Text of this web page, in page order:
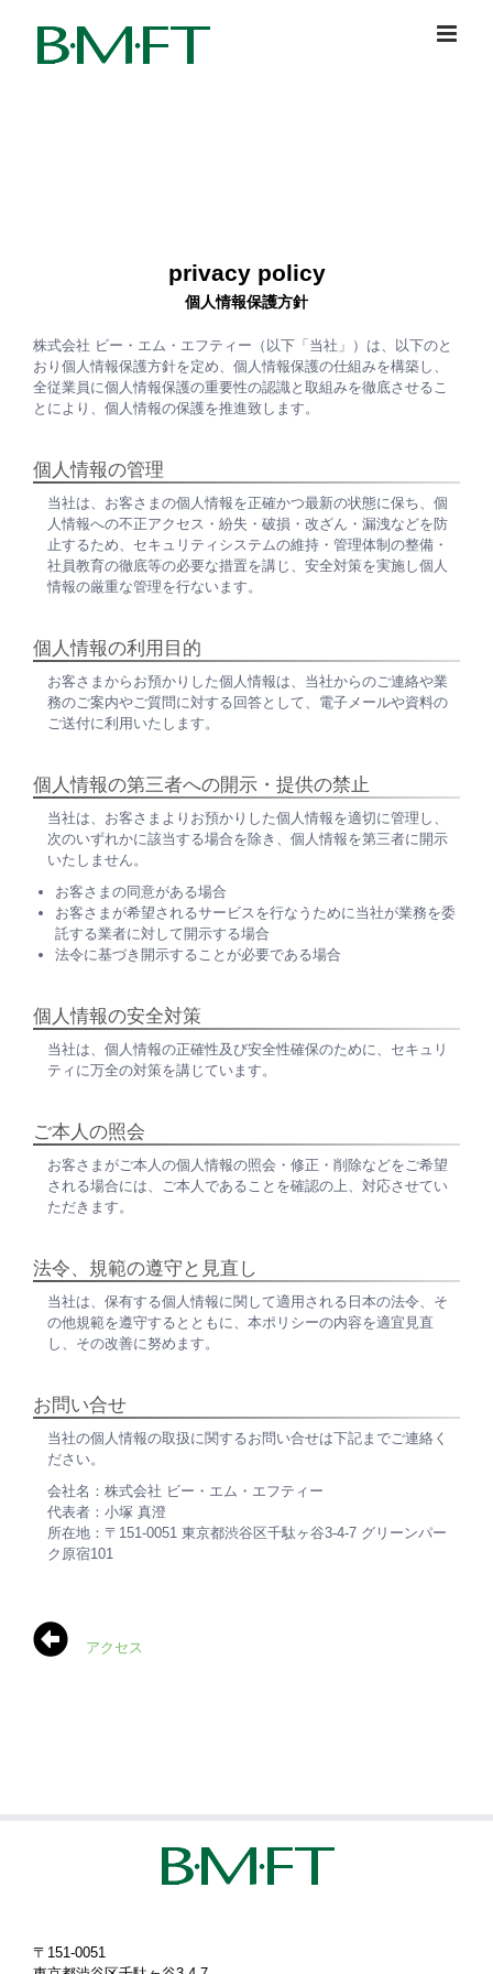
content
privacy policy
個人情報保護方針
株式会社 ビー・エム・エフティー（以下「当社」）は、以下のと
おり個人情報保護方針を定め、個人情報保護の仕組みを構築し、
全従業員に個人情報保護の重要性の認識と取組みを徹底させるこ
とにより、個人情報の保護を推進致します。
個人情報の管理
当社は、お客さまの個人情報を正確かつ最新の状態に保ち、個
人情報への不正アクセス・紛失・破損・改ざん・漏洩などを防
止するため、セキュリティシステムの維持・管理体制の整備・
社員教育の徹底等の必要な措置を講じ、安全対策を実施し個人
情報の厳重な管理を行ないます。
個人情報の利用目的
お客さまからお預かりした個人情報は、当社からのご連絡や業
務のご案内やご質問に対する回答として、電子メールや資料の
ご送付に利用いたします。
個人情報の第三者への開示・提供の禁止
当社は、お客さまよりお預かりした個人情報を適切に管理し、
次のいずれかに該当する場合を除き、個人情報を第三者に開示
いたしません。
お客さまの同意がある場合
お客さまが希望されるサービスを行なうために当社が業務を委
託する業者に対して開示する場合
法令に基づき開示することが必要である場合
個人情報の安全対策
当社は、個人情報の正確性及び安全性確保のために、セキュリ
ティに万全の対策を講じています。
ご本人の照会
お客さまがご本人の個人情報の照会・修正・削除などをご希望
される場合には、ご本人であることを確認の上、対応させてい
ただきます。
法令、規範の遵守と見直し
当社は、保有する個人情報に関して適用される日本の法令、そ
の他規範を遵守するとともに、本ポリシーの内容を適宜見直
し、その改善に努めます。
お問い合せ
当社の個人情報の取扱に関するお問い合せは下記までご連絡く
ださい。
会社名：株式会社 ビー・エム・エフティー
代表者：小塚 真澄
所在地：〒151-0051 東京都渋谷区千駄ヶ谷3-4-7 グリーンパー
ク原宿101
アクセス
〒151-0051